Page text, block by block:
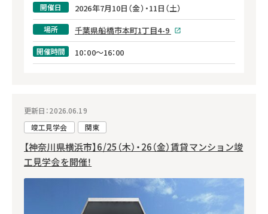
開催日 2026年7月10日（金）・11日（土）
場所 千葉県船橋市本町1丁目4-9
開催時間 10：00～16：00
更新日：2026.06.19
竣工見学会
関東
【神奈川県横浜市】6/25（木）・26（金）賃貸マンション竣
工見学会を開催！